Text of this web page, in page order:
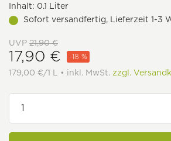
Inhalt: 0.1 Liter
Sofort versandfertig, Lieferzeit 1-3
UVP 21,90 €
17,90 € -18 %
179,00 €/1 L • inkl. MwSt. zzgl.